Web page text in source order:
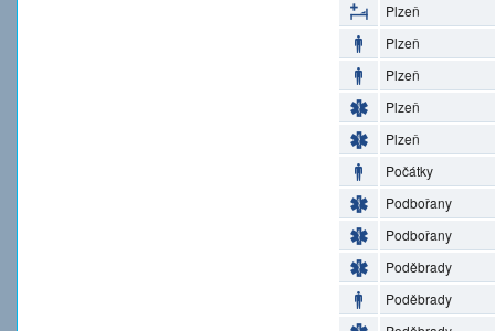
Plzeň
Plzeň
Plzeň
Plzeň
Plzeň
Počátky
Podbořany
Podbořany
Poděbrady
Poděbrady